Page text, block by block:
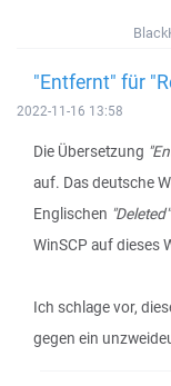
"Entfernt" für
2022-11-16 13:58
Die Übersetzung
auf. Das deutsche
Englischen "Deleted"
WinSCP auf dieses
Ich schlage vor,
gegen ein